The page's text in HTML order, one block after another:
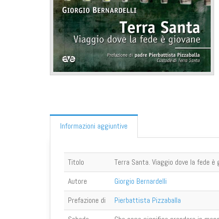
Informazioni aggiuntive
Titolo
Terra Santa. Viaggio dove la fede è
Autore
Giorgio Bernardelli
Prefazione di
Pierbattista Pizzaballa